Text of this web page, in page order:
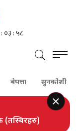
सुनकोशी
(तस्बिरहरु)